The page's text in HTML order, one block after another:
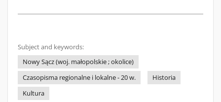
Subject and keywords:
Nowy Sącz (woj. małopolskie ; okolice)
Czasopisma regionalne i lokalne - 20 w.
Historia
Kultura